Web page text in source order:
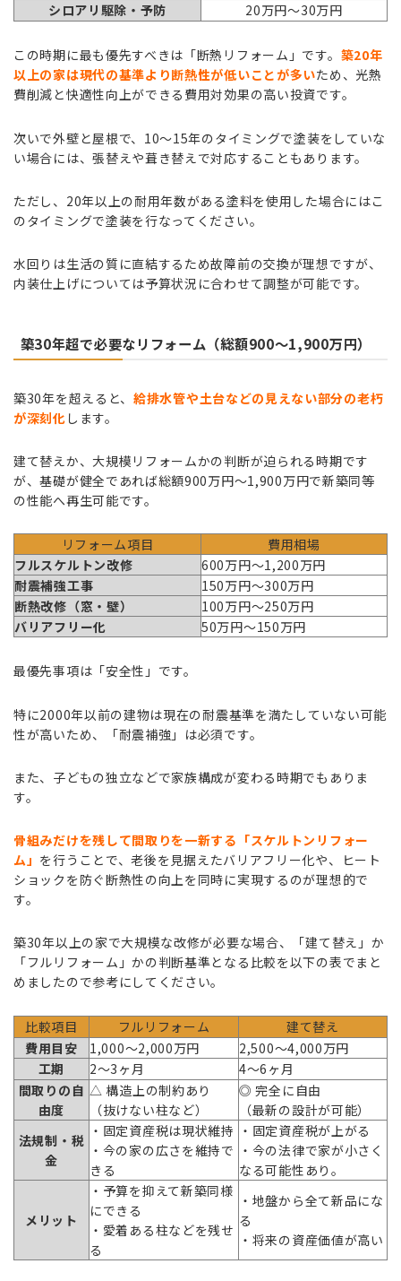
シロアリ駆除・予防
20万円〜30万円
この時期に最も優先すべきは「断熱リフォーム」です。 築20年
以上の家は現代の基準より断熱性が低いことが多いため、光熱
費削減と快適性向上ができる費用対効果の高い投資です。
次いで外壁と屋根で、10〜15年のタイミングで塗装をしていな
い場合には、張替えや葺き替えで対応することもあります。
ただし、20年以上の耐用年数がある塗料を使用した場合にはこ
のタイミングで塗装を行なってください。
水回りは生活の質に直結するため故障前の交換が理想ですが、
内装仕上げについては予算状況に合わせて調整が可能です。
築30年超で必要なリフォーム（総額900〜1,900万円）
築30年を超えると、 給排水管や土台などの見えない部分の老朽
が深刻化 します。
建て替えか、大規模リフォームかの判断が迫られる時期です
が、基礎が健全であれば総額900万円〜1,900万円で新築同等
の性能へ再生可能です。
リフォーム項目
費用相場
フルスケルトン改修
600万円〜1,200万円
耐震補強工事
150万円〜300万円
断熱改修（窓・壁）
100万円〜250万円
バリアフリー化
50万円〜150万円
最優先事項は「安全性」です。
特に2000年以前の建物は現在の耐震基準を満たしていない可能
性が高いため、「耐震補強」は必須です。
また、子どもの独立などで家族構成が変わる時期でもありま
す。
骨組みだけを残して間取りを一新する「スケルトンリフォー
ム」 を行うことで、老後を見据えたバリアフリー化や、ヒート
ショックを防ぐ断熱性の向上を同時に実現するのが理想的で
す。
築30年以上の家で大規模な改修が必要な場合、「建て替え」か
「フルリフォーム」かの判断基準となる比較を以下の表でまと
めましたので参考にしてください。
比較項目 フルリフォーム
建て替え
費用目安
1,000〜2,000万円
2,500〜4,000万円
工期
2〜3ヶ月
4〜6ヶ月
間取りの自
由度
△ 構造上の制約あり
（抜けない柱など）
◎ 完全に自由
（最新の設計が可能）
法規制・税
金
・固定資産税は現状維持
・今の家の広さを維持で
きる
・固定資産税が上がる
・今の法律で家が小さく
なる可能性あり。
メリット
・予算を抑えて新築同様
にできる
・愛着ある柱などを残せ
る
・地盤から全て新品にな
る
・将来の資産価値が高い